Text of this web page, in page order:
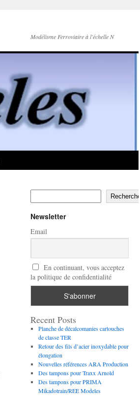
Modélisme Ferroviaire à l'échelle N
Rechercher
Newsletter
Email
En continuant, vous acceptez
la politique de confidentialité
Recent Posts
Planche de décalcomanies cartouches
de classe TER
Retour des fils d’acier inoxydable pour
élongation
Nouvelles références ARA Production
Des tampons pour Traxx Arnold
Des tampons pour PRIMA
Mikadotrain/REE Modeles